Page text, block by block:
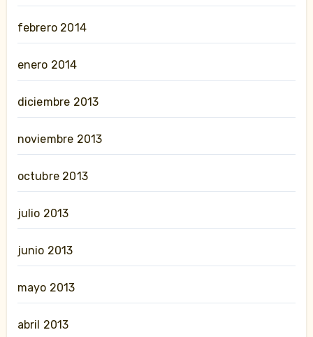
febrero 2014
enero 2014
diciembre 2013
noviembre 2013
octubre 2013
julio 2013
junio 2013
mayo 2013
abril 2013